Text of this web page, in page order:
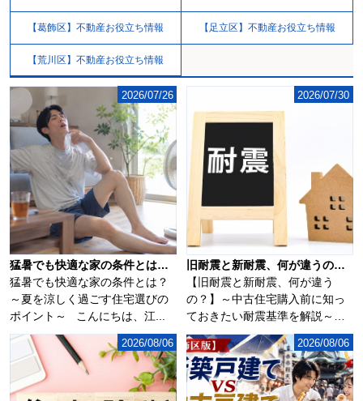
【葛飾区】不動産お役立ち情報 【足立区】不動産お役立ち情報
【荒川区】不動産お役立ち情報
猛暑でも快適な家の条件とは？夏を涼しく過ごす住宅選びのポイント
猛暑でも快適な家の条件とは？
～夏を涼しく過ごす住宅選びの
ポイント～ こんにちは、江...
2026/07/26
旧耐震と新耐震、何が違うの？～中古住宅購入前に知っておきたい耐震基準を解説～
【旧耐震と新耐震、何が違う
の？】～中古住宅購入前に知っ
ておきたい耐震基準を解説～こ
んにちは、江戸川区...
2026/07/30
2026/08/06 2026/08/06